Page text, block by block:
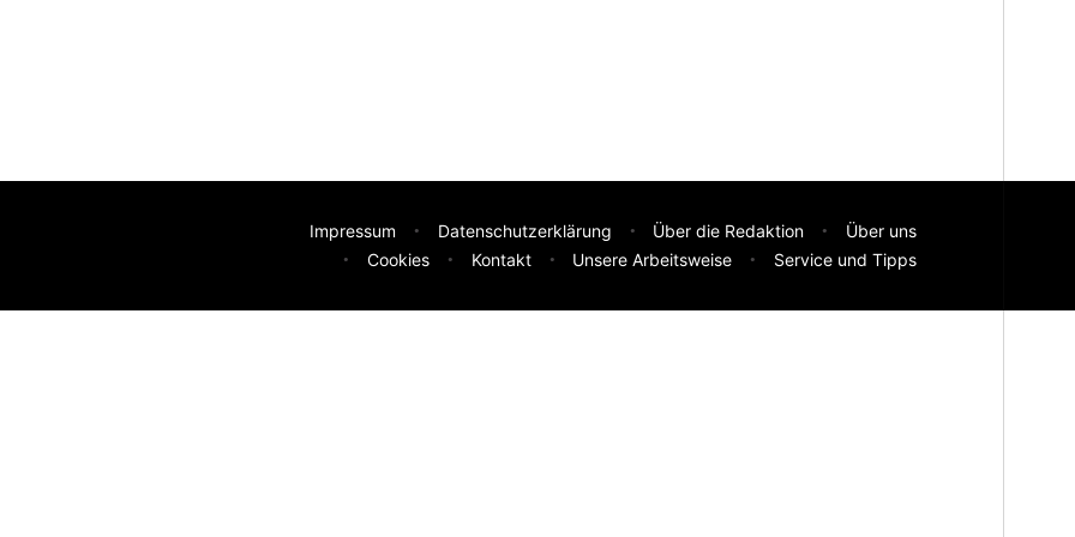
Impressum Datenschutzerklärung Über die Redaktion
Über uns
Cookies
Kontakt Unsere Arbeitsweise Service und Tipps